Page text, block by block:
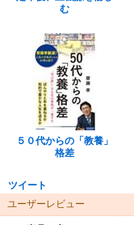
む
５０代からの「教養」
格差
ツイート
ユーザーレビュー